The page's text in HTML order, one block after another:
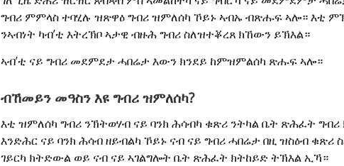
ግብሪ ምምላስ ተባሂሉ ዝጽዋዕ ግብሪ ዝምለሰካ ኾይኑ ኣብኡ ብጽሑፍ ኣሎ። እቲ
ንኣብነት ካብ’ቲ እትረኽቦ ኣታዊ ብዙሕ ግብሪ ስለዝተቖረጸ ክኸውን ይኽእል።
ኣብ’ቲ ናይ ግብሪ መደምደታ ሓበሬታ እውን ክንደይ ከምዝምልሰካ ጽሑፍ ኣሎ።
ብኸመይን መዓስን እዩ ግብሪ ዝምለሰካ?
እቲ ዝምለሰካ ግብሪ ንኽትወሃብ ናይ ባንክ ሕሳብካ ቁጽሪ ንትካል ቤት ጽሕፈት ግብሪ
እንድሕር ናይ ባንክ ሕሳብ ዘይብልካ ኾይኑ ናብ ናይ ግብሪ ሓበሬታ በዚ ዝስዕብ ቁጽሪ
ገይርካ ክትድውል ወይ ናብ ናይ ኣገልግሎት ቤት ጽሕፈት ክትከይድ ትኽእል ኢኻ።